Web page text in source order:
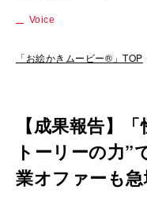
Voice
「お絵かきムービー®」TOP
【成果報告】
トーリーの力”
業オファーも急